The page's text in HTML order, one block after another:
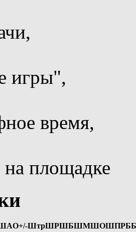
игры",
время,
площадке
АО+/-ШтрШРШБШМШОШПРБ